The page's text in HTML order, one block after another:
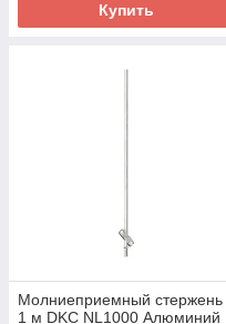
Купить
Молниеприемный стержень
1 м DKC NL1000 Алюминий